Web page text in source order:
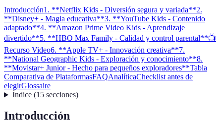
Introducción1. **Netflix Kids - Diversión segura y variada**2.
**Disney+ - Magia educativa**3. **YouTube Kids - Contenido
adaptado**4. **Amazon Prime Video Kids - Aprendizaje
divertido**5. **HBO Max Family - Calidad y control parental**📺
Recurso Video6. **Apple TV+ - Innovación creativa**7.
**National Geographic Kids - Exploración y conocimiento**8.
**Movistar+ Junior - Hecho para pequeños exploradores**Tabla
Comparativa de PlataformasFAQAnalíticaChecklist antes de
elegirGlossaire
Índice(15 secciones)
Introducción